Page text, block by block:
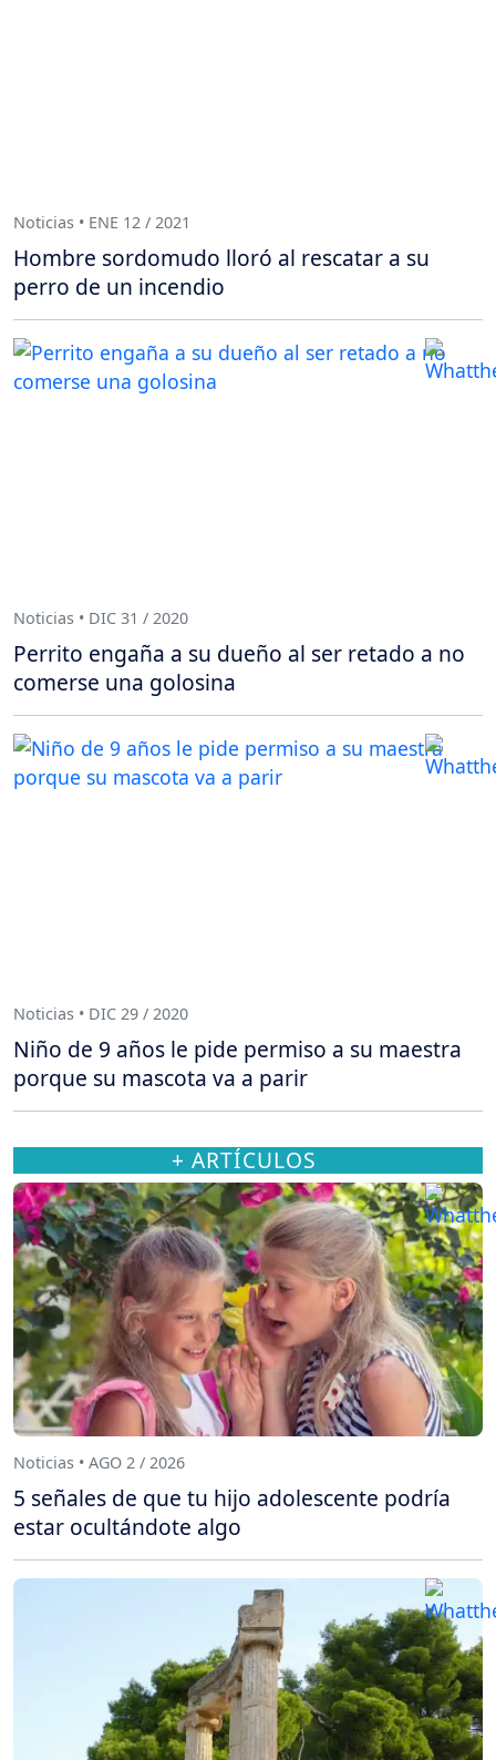
Noticias • ENE 12 / 2021
Hombre sordomudo lloró al rescatar a su
perro de un incendio
Noticias • DIC 31 / 2020
Perrito engaña a su dueño al ser retado a no
comerse una golosina
Noticias • DIC 29 / 2020
Niño de 9 años le pide permiso a su maestra
porque su mascota va a parir
+ ARTÍCULOS
Noticias • AGO 2 / 2026
5 señales de que tu hijo adolescente podría
estar ocultándote algo